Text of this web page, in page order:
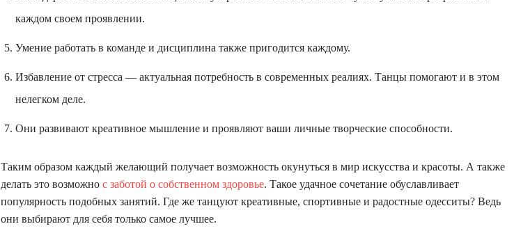
каждом своем проявлении.
Умение работать в команде и дисциплина также пригодится каждому.
Избавление от стресса — актуальная потребность в современных реалиях. Танцы помогают и в этом
нелегком деле.
Они развивают креативное мышление и проявляют ваши личные творческие способности.
Таким образом каждый желающий получает возможность окунуться в мир искусства и красоты. А также
делать это возможно с заботой о собственном здоровье. Такое удачное сочетание обуславливает
популярность подобных занятий. Где же танцуют креативные, спортивные и радостные одесситы? Ведь
они выбирают для себя только самое лучшее.